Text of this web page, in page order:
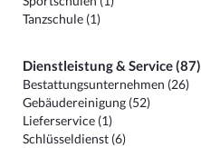
Tanzschule (1)
Dienstleistung & Service (87)
Bestattungsunternehmen (26)
Gebäudereinigung (52)
Lieferservice (1)
Schlüsseldienst (6)